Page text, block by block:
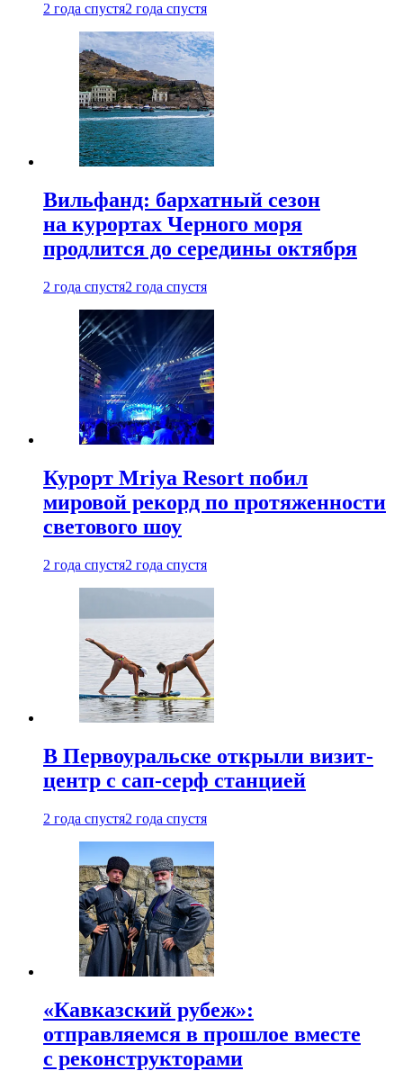
2 года спустя2 года спустя
Вильфанд: бархатный сезон
на курортах Черного моря
продлится до середины октября
2 года спустя2 года спустя
Курорт Mriya Resort побил
мировой рекорд по протяженности
светового шоу
2 года спустя2 года спустя
В Первоуральске открыли визит-
центр с сап-серф станцией
2 года спустя2 года спустя
«Кавказский рубеж»:
отправляемся в прошлое вместе
с реконструкторами